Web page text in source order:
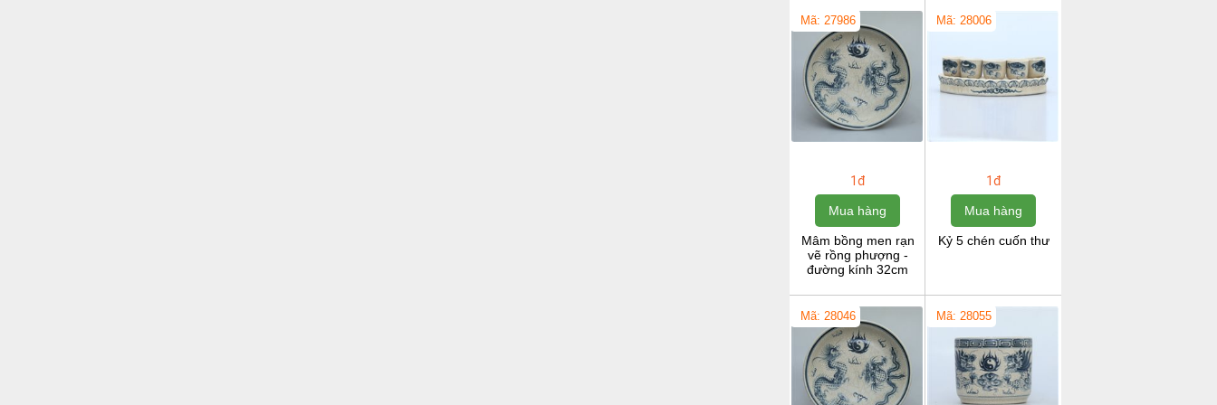
Mã: 27986
1đ
Mua hàng
Mâm bồng men rạn
vẽ rồng phượng -
đường kính 32cm
Mã: 28006
1đ
Mua hàng
Kỷ 5 chén cuốn thư
Mã: 28046 Mã: 28055